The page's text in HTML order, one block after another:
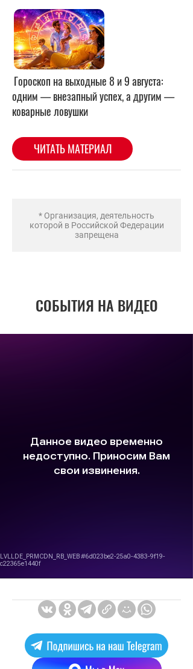
* Организация, деятельность
которой в Российской Федерации
запрещена
СОБЫТИЯ НА ВИДЕО